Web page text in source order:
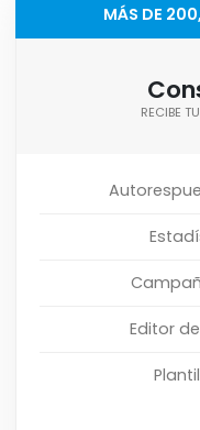
MÁS DE
RECIBE
Editor